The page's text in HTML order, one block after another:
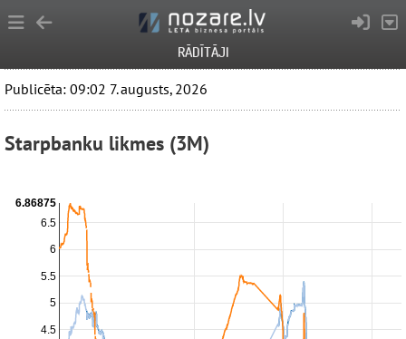
RĀDĪTĀJI
Publicēta: 09:02 7. augusts, 2026
Starpbanku likmes (3M)